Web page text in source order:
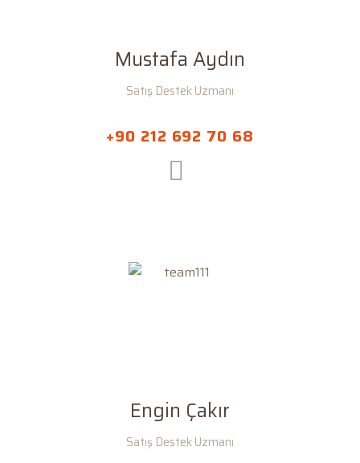
Mustafa Aydın
Satış Destek Uzmanı
+90 212 692 70 68
Engin Çakır
Satış Destek Uzmanı